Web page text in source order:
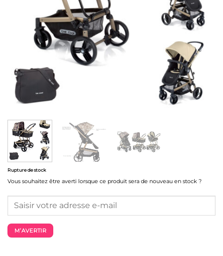
Rupture de stock
Vous souhaitez être averti lorsque ce produit sera de nouveau en stock ?
M’AVERTIR